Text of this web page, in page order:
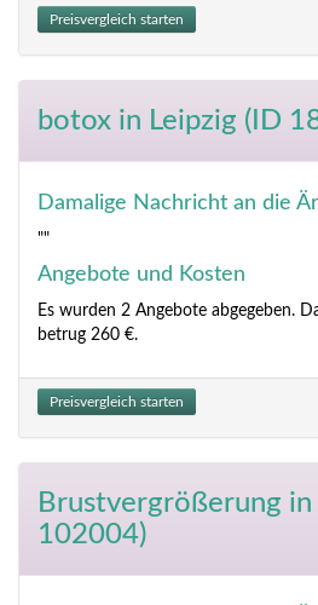
Preisvergleich starten
botox in Leipzig (ID
Damalige Nachricht an die
""
Angebote und Kosten
Es wurden 2 Angebote abgegeben.
betrug 260 €.
Preisvergleich starten
Brustvergrößerung in
102004)